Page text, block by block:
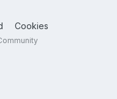
Cookies